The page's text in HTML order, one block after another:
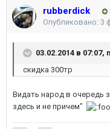
rubberdick
Опубликовано: 3
03.02.2014 в
скидка 300тр
Видать народ в очередь
здесь и не причем"